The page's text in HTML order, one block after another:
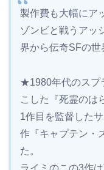
製作費も大幅にア
ゾンビと戦うアッ
界から伝奇SFの世
★1980年代のスプ
こした『死霊のは
1作目を監督した
作『キャプテン・
た。
ライミのこの3作